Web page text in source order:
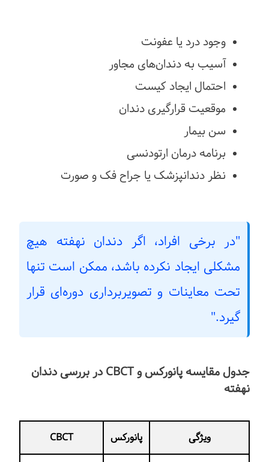
وجود درد یا عفونت
آسیب به دندان‌های مجاور
احتمال ایجاد کیست
موقعیت قرارگیری دندان
سن بیمار
برنامه درمان ارتودنسی
نظر دندانپزشک یا جراح فک و صورت
"در برخی افراد، اگر دندان نهفته هیچ
مشکلی ایجاد نکرده باشد، ممکن است تنها
تحت معاینات و تصویربرداری دوره‌ای قرار
گیرد."
جدول مقایسه پانورکس و CBCT در بررسی دندان
نهفته
ویژگی پانورکس CBCT